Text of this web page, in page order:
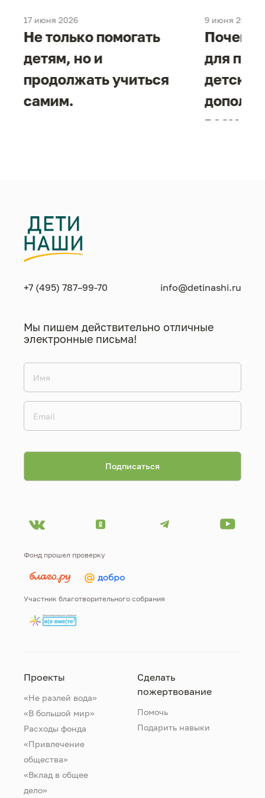
17 июня 2026
Не только помогать
детям, но и
продолжать учиться
самим.
9 июня 2026
Почему
для
+7 (495) 787–99-70 info@detinashi.ru
Мы пишем действительно отличные
электронные письма!
Фонд прошел проверку
Участник благотворительного собрания
Проекты
«Не разлей вода»
«В большой мир»
Расходы фонда
«Привлечение
общества»
«Вклад в общее
дело»
Сделать
пожертвование
Помочь
Подарить навыки